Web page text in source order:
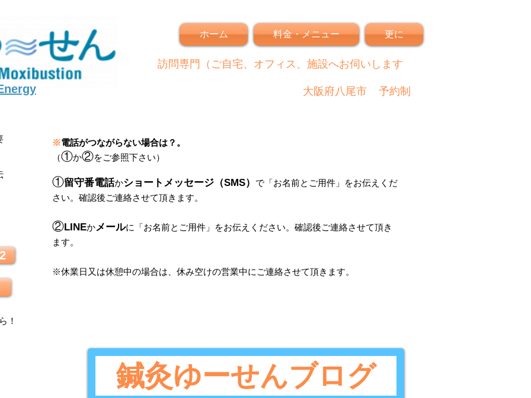
ホーム 料金・メニュー 更に
訪問専門（ご自宅、オフィス、施設へお伺いします
大阪府八尾市 予約制
！
※電話がつながらない場合は？。
（①か②をご参照下さい）
①留守番電話かショートメッセージ（SMS） で 「お名前とご用件 」
をお伝えくだ
さい。 確認後ご連絡させて頂きます。
②LINEかメールに 「お名前とご用件 」 をお伝えください。 確認後ご連絡させて頂き
ます。
​※休業日又は休憩中の場合は、休み空けの営業中にご連絡させて頂きます。
鍼灸ゆーせんブログ